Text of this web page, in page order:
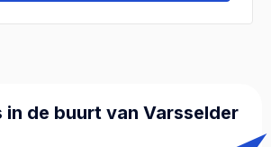
in de buurt van Varsselder